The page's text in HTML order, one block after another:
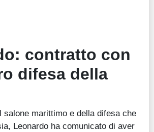
contratto con
difesa della
salone marittimo e della difesa che
Leonardo ha comunicato di aver